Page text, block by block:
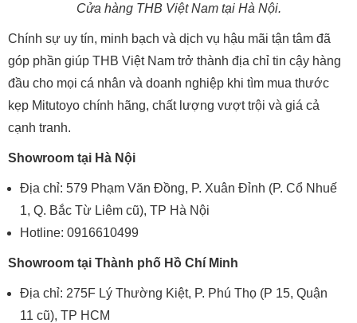
Cửa hàng THB Việt Nam tại Hà Nội.
Chính sự uy tín, minh bạch và dịch vụ hậu mãi tận tâm đã
góp phần giúp THB Việt Nam trở thành địa chỉ tin cậy hàng
đầu cho mọi cá nhân và doanh nghiệp khi tìm mua thước
kẹp Mitutoyo chính hãng, chất lượng vượt trội và giá cả
cạnh tranh.
Showroom tại Hà Nội
Địa chỉ: 579 Phạm Văn Đồng, P. Xuân Đỉnh (P. Cổ Nhuế
1, Q. Bắc Từ Liêm cũ), TP Hà Nội
Hotline: 0916610499
Showroom tại Thành phố Hồ Chí Minh
Địa chỉ: 275F Lý Thường Kiệt, P. Phú Thọ (P 15, Quận
11 cũ), TP HCM